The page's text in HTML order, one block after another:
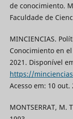
de conocimiento.
Faculdade de
MINCIENCIAS.
Conocimiento en
2021. Disponível
https://
Acesso em: 10 out.
MONTSERRAT,